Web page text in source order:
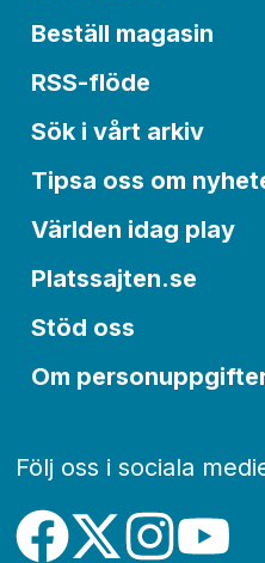
Beställ magasin
RSS-flöde
Sök i vårt arkiv
Tipsa oss om
Världen idag play
Platssajten.se
Stöd oss
Om
Följ oss i sociala